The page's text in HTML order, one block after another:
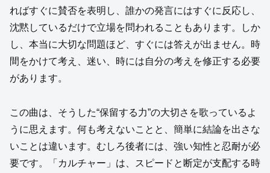
ればすぐに賛否を表明し、誰かの発言にはすぐに反応し、
沈黙しているだけで立場を問われることもあります。しか
し、本当に大切な問題ほど、すぐには答えが出ません。時
間をかけて考え、迷い、時には自分の考えを修正する必要
があります。
この曲は、そうした“保留する力”の大切さを歌っているよ
うに思えます。何も考えないことと、簡単に結論を出さな
いことは違います。むしろ後者には、強い知性と忍耐が必
要です。「カルチャー」は、スピードと断定が支配する時